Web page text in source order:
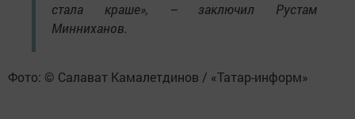
стала краше», – заключил Рустам
Минниханов.
Фото: © Салават Камалетдинов / «Татар-информ»